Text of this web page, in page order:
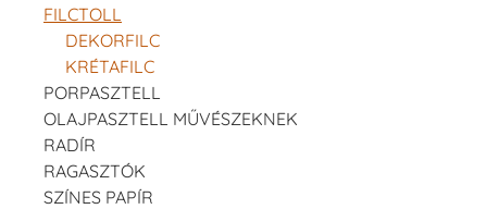
FILCTOLL
DEKORFILC
KRÉTAFILC
PORPASZTELL
OLAJPASZTELL MŰVÉSZEKNEK
RADÍR
RAGASZTÓK
SZÍNES PAPÍR